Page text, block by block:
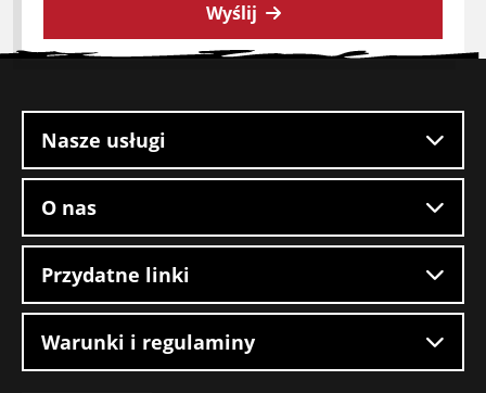
Wyślij
witryny
Nasze usługi
O nas
Przydatne linki
Warunki i regulaminy